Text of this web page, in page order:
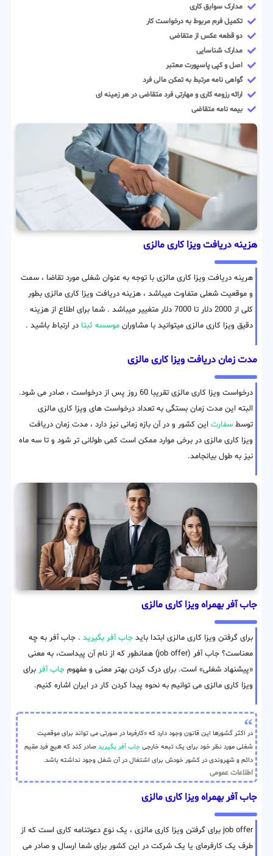
مدارک سوابق کاری
تکمیل فرم مربوط به درخواست کار
دو قطعه عکس از متقاضی
مدارک شناسایی
اصل و کپی پاسپورت معتبر
گواهی نامه مرتبط به تمکن مالی فرد
ارائه رزومه کاری و مهارتی فرد متقاضی در هر زمینه ای
بیمه نامه متقاضی
هزینه دریافت ویزا کاری مالزی
هرینه دریافت ویزا کاری مالزی با توجه به عنوان شغلی مورد تقاضا ، سمت
و موقعیت شعلی متفاوت میباشد ، هزینه دریافت ویزا کاری مالزی بطور
کلی از 2000 دلار تا 7000 دلار متغییر میباشد . شما برای اطلاع از هزینه
دقیق ویزا کاری مالزی میتوانید با مشاوران موسسه ثبتا در ارتباط باشید .
مدت زمان دریافت ویزا کاری مالزی
درخواست ویزا کاری مالزی تقریبا 60 روز پس از درخواست ، صادر می شود.
البته این مدت زمان بستگی به تعداد درخواست های ویزا کاری مالزی
توسط سفارت این کشور و در آن بازه زمانی نیز دارد ، مدت زمان دریافت
ویزا کاری مالزی در برخی موارد ممکن است کمی طولانی تر شود و تا سه ماه
نیز به طول بیانجامد.
جاب آفر بهمراه ویزا کاری مالزی
برای گرفتن ویزا کاری مالزی ابتدا باید جاب آفر بگیرید . جاب آفر به چه
معناست؟ جاب آفر (job offer) همانطور که از نام آن پیداست، به معنی
«پیشنهاد شغلی» است. برای درک کردن بهتر معنی و مفهوم جاب آفر برای
ویزا کاری مالزی می توانیم به نحوه پیدا کردن کار در ایران اشاره کنیم.
در اکثر گشورها این قانون وجود دارد که «کارفرما در صورتی می تواند برای موقعیت
شغلی مورد نظر خود برای یک تبعه خارجی جاب آفر بگیرید صادر کند که هیچ فرد مقیم
دائم و شهروندی در کشور خودش برای اشتغال در آن شغل وجود نداشته باشد.
اطلاعات عمومی
جاب آفر بهمراه ویزا کاری مالزی
job offer برای گرفتن ویزا کاری مالزی ، یک نوع دعوتنامه کاری است که از
طرف یک کارفرمای یا یک شرکت در این کشور برای شما ارسال و صادر می